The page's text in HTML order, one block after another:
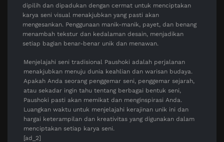
dipilih dan dipadukan dengan cermat untuk menciptakan
karya seni visual menakjubkan yang pasti akan
mengesankan. Penggunaan manik-manik, payet, dan benang
menambah tekstur dan kedalaman desain, menjadikan
setiap bagian benar-benar unik dan menawan.
Menjelajahi seni tradisional Paushoki adalah perjalanan
menakjubkan menuju dunia keahlian dan warisan budaya.
Apakah Anda seorang penggemar seni, penggemar sejarah,
atau sekadar ingin tahu tentang berbagai bentuk seni,
Paushoki pasti akan memikat dan menginspirasi Anda.
Luangkan waktu untuk menjelajahi kerajinan unik ini dan
hargai keterampilan dan kreativitas yang digunakan dalam
menciptakan setiap karya seni.
[ad_2]